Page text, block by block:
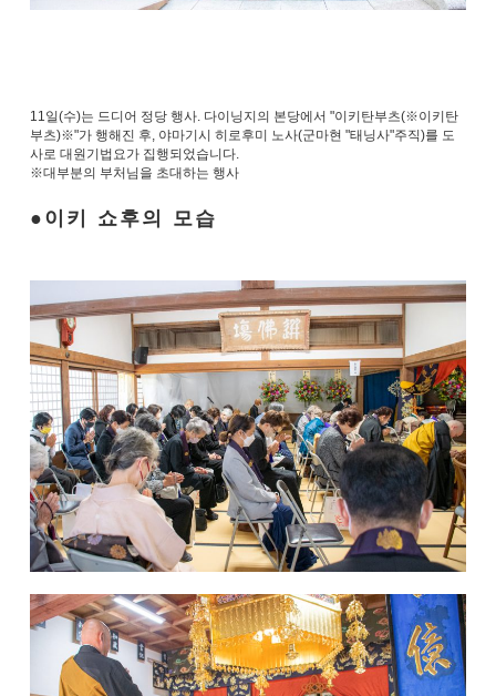
11일(수)는 드디어 정당 행사. 다이닝지의 본당에서 "이키탄부츠(※이키탄
부츠)※"가 행해진 후, 야마기시 히로후미 노사(군마현 "태닝사"주직)를 도
사로 대원기법요가 집행되었습니다.
※대부분의 부처님을 초대하는 행사
이키 쇼후의 모습